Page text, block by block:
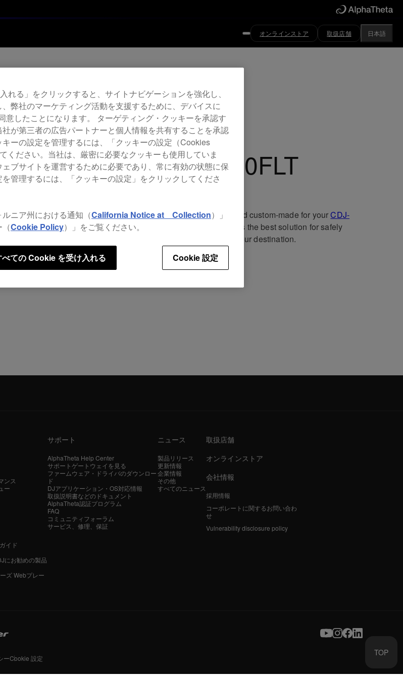
オンラインストア 取扱店舗 日本語
CDJ-900 flightcase
PRO-900FLT
Lightweight, durable and custom-made for your CDJ-
, the PRO-900FLT is the best solution for safely
getting your player to your destination.
TOP
ンス
ー
イド
にお勧めの製品
ズ Webプレー
サポート
AlphaTheta Help Center
サポートゲートウェイを見る
ファームウェア・ドライバのダウンロー
ド
DJアプリケーション・OS対応情報
取扱説明書などのドキュメント
AlphaTheta認証プログラム
FAQ
コミュニティフォーラム
サービス、修理、保証
ニュース
製品リリース
更新情報
企業情報
その他
すべてのニュース
取扱店舗
オンラインストア
会社情報
採用情報
コーポレートに関するお問い合わ
せ
Vulnerability disclosure policy
ーCookie 設定
れる」をクリックすると、サイトナビゲーションを強化し、
弊社のマーケティング活動を支援するために、デバイスに
意したことになります。 ターゲティング・クッキーを承認す
が第三者の広告パートナーと個人情報を共有することを承認
ーの設定を管理するには、「クッキーの設定（Cookies
ください。当社は、厳密に必要なクッキーも使用していま
ブサイトを運営するために必要であり、常に有効の状態に保
管理するには、「クッキーの設定」をクリックしてくださ
ニア州における通知（California Notice at Collection）」
Cookie Policy）」をご覧ください。
Cookie 設定
べての Cookie を受け入れる